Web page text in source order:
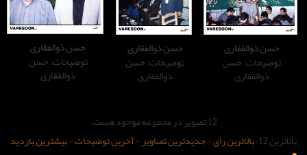
حسن ذوالفقاری
توضیحات: حسن
ذوالفقاری
حسن ذوالفقاری
توضیحات: حسن
ذوالفقاری
جدیدترین تصاویر-آخرین توضیحات-بیشترین بازدید